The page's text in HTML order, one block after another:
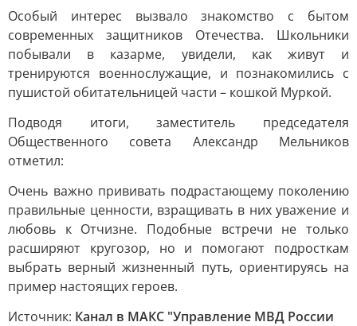
Особый интерес вызвало знакомство с бытом
современных защитников Отечества. Школьники
побывали в казарме, увидели, как живут и
тренируются военнослужащие, и познакомились с
пушистой обитательницей части – кошкой Муркой.
Подводя итоги, заместитель председателя
Общественного совета Александр Мельников
отметил:
Очень важно прививать подрастающему поколению
правильные ценности, взращивать в них уважение и
любовь к Отчизне. Подобные встречи не только
расширяют кругозор, но и помогают подросткам
выбрать верный жизненный путь, ориентируясь на
пример настоящих героев.
Источник: Канал в МАКС "Управление МВД России